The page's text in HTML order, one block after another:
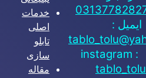
ایمیل :
خدمات
اصلی
تابلو
سازی
مقاله